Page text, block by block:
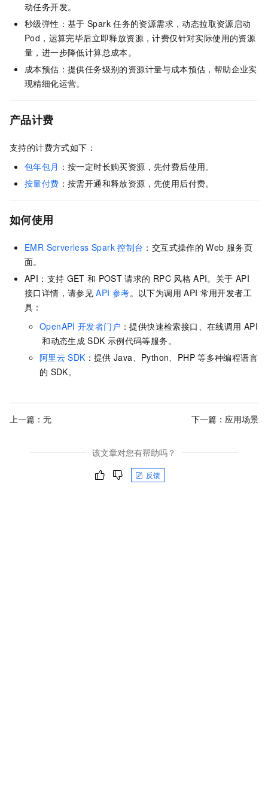
动任务开发。
秒级弹性：基于 Spark 任务的资源需求，动态拉取资源启动
Pod，运算完毕后立即释放资源，计费仅针对实际使用的资源
量，进一步降低计算总成本。
成本预估：提供任务级别的资源计量与成本预估，帮助企业实
现精细化运营。
产品计费
支持的计费方式如下：
包年包月 ：按一定时长购买资源，先付费后使用。
按量付费 ：按需开通和释放资源，先使用后付费。
如何使用
EMR Serverless Spark 控制台 ：交互式操作的 Web 服务页
面。
API：支持 GET 和 POST 请求的 RPC 风格 API。关于 API
接口详情，请参见 API 参考。以下为调用 API 常用开发者工
具：
OpenAPI 开发者门户 ：提供快速检索接口、在线调用 API
和动态生成 SDK 示例代码等服务。
阿里云 SDK ：提供 Java、Python、PHP 等多种编程语言
的 SDK。
上一篇：无 下一篇： 应用场景
该文章对您有帮助吗？
反馈